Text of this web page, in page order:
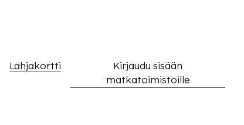
Lahjakortti
Kirjaudu sisään
matkatoimistoille